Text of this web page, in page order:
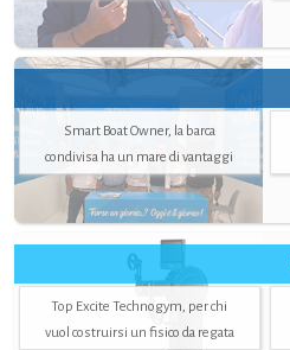
Smart Boat Owner, la barca
condivisa ha un mare di vantaggi
Top Excite Technogym, per chi
vuol costruirsi un fisico da regata